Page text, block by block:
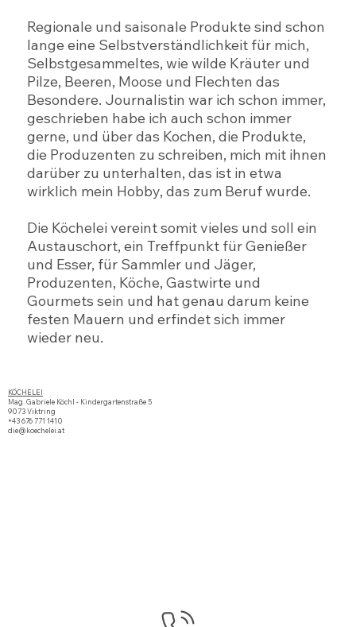
Regionale und saisonale Produkte sind schon
lange eine Selbstverständlichkeit für mich,
Selbstgesammeltes, wie wilde Kräuter und
Pilze, Beeren, Moose und Flechten das
Besondere. Journalistin war ich schon immer,
geschrieben habe ich auch schon immer
gerne, und über das Kochen, die Produkte,
die Produzenten zu schreiben, mich mit ihnen
darüber zu unterhalten, das ist in etwa
wirklich mein Hobby, das zum Beruf wurde.
Die Köchelei vereint somit vieles und soll ein
Austauschort, ein Treffpunkt für Genießer
und Esser, für Sammler und Jäger,
Produzenten, Köche, Gastwirte und
Gourmets sein und hat genau darum keine
festen Mauern und erfindet sich immer
wieder neu.
KÖCHELEI
Mag. Gabriele Köchl - Kindergartenstraße 5
9073 Viktring
+43 676 771 1410
die@koechelei.at